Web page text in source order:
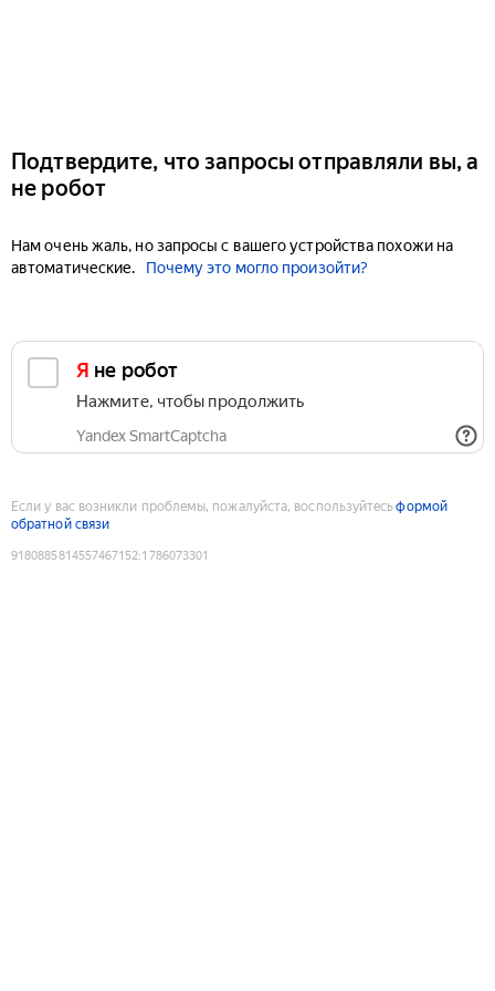
Подтвердите, что запросы отправляли вы, а
не робот
Нам очень жаль, но запросы с вашего устройства похожи на
автоматические.
Почему это могло произойти?
Я не робот
Нажмите, чтобы продолжить
Yandex SmartCaptcha
Если у вас возникли проблемы, пожалуйста, воспользуйтесьформой
обратной связи
9180885814557467152:1786073301